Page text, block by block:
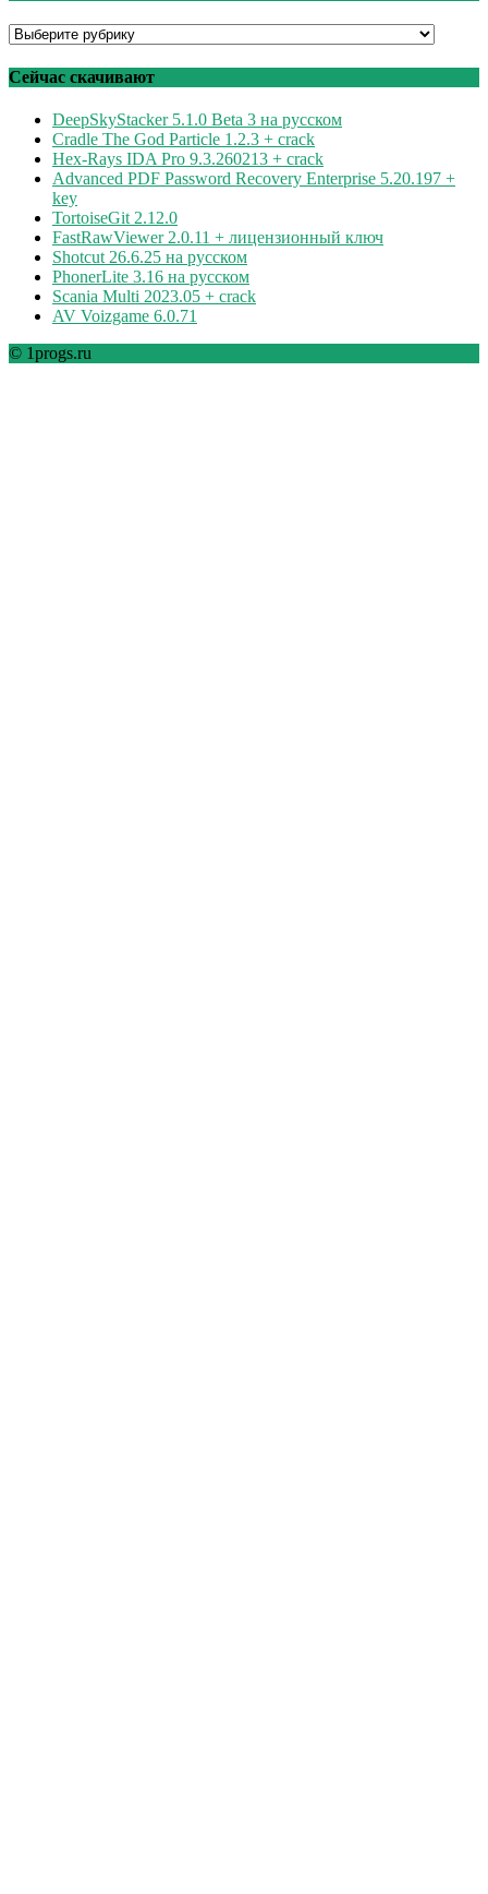
Программы
рубрикам
Сейчас скачивают
DeepSkyStacker 5.1.0 Beta 3 на русском
Cradle The God Particle 1.2.3 + crack
Hex-Rays IDA Pro 9.3.260213 + crack
Advanced PDF Password Recovery Enterprise 5.20.197 +
key
TortoiseGit 2.12.0
FastRawViewer 2.0.11 + лицензионный ключ
Shotcut 26.6.25 на русском
PhonerLite 3.16 на русском
Scania Multi 2023.05 + crack
AV Voizgame 6.0.71
© 1progs.ru